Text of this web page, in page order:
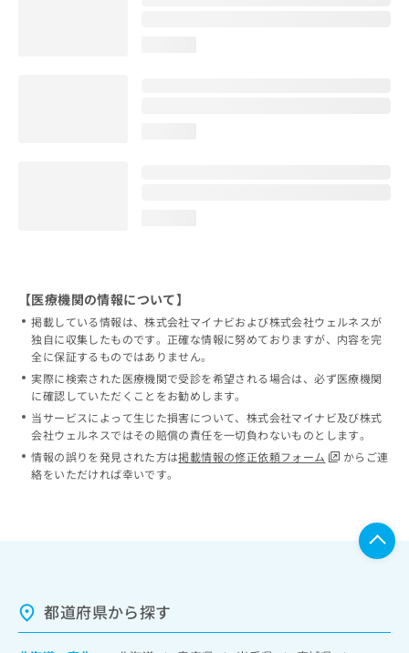
【医療機関の情報について】
掲載している情報は、株式会社マイナビおよび株式会社ウェルネスが
独自に収集したものです。正確な情報に努めておりますが、内容を完
全に保証するものではありません。
実際に検索された医療機関で受診を希望される場合は、必ず医療機関
に確認していただくことをお勧めします。
当サービスによって生じた損害について、株式会社マイナビ及び株式
会社ウェルネスではその賠償の責任を一切負わないものとします。
情報の誤りを発見された方は掲載情報の修正依頼フォーム
からご連
絡をいただければ幸いです。
都道府県から探す